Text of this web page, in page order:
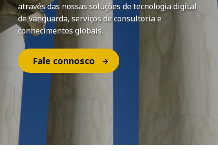
através das nossas soluções de tecnologia digital
de vanguarda, serviços de consultoria e
conhecimentos globais.
Fale connosco